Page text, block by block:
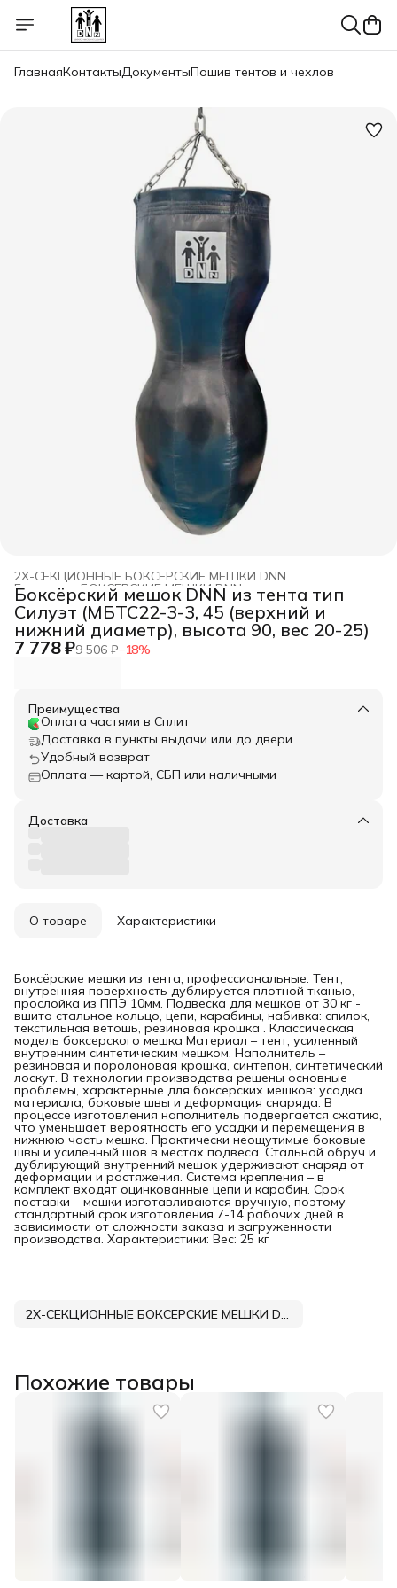
ГлавнаяКонтактыДокументыПошив тентов и чехлов
2Х-СЕКЦИОННЫЕ БОКСЕРСКИЕ МЕШКИ DNN
БОКСЕРСКИЕ МЕШКИ DNN ›
Главная ›
Боксёрский мешок DNN из тента тип
Силуэт (МБТС22-3-3, 45 (верхний и
нижний диаметр), высота 90, вес 20-25)
7 778 ₽9 506 ₽−18%
Преимущества
Оплата частями в Сплит
Доставка в пункты выдачи или до двери
Удобный возврат
Оплата — картой, СБП или наличными
Доставка
О товаре Характеристики
Боксёрские мешки из тента, профессиональные. Тент,
внутренняя поверхность дублируется плотной тканью,
прослойка из ППЭ 10мм. Подвеска для мешков от 30 кг -
вшито стальное кольцо, цепи, карабины, набивка: спилок,
текстильная ветошь, резиновая крошка . Классическая
модель боксерского мешка Материал – тент, усиленный
внутренним синтетическим мешком. Наполнитель –
резиновая и поролоновая крошка, синтепон, синтетический
лоскут. В технологии производства решены основные
проблемы, характерные для боксерских мешков: усадка
материала, боковые швы и деформация снаряда. В
процессе изготовления наполнитель подвергается сжатию,
что уменьшает вероятность его усадки и перемещения в
нижнюю часть мешка. Практически неощутимые боковые
швы и усиленный шов в местах подвеса. Стальной обруч и
дублирующий внутренний мешок удерживают снаряд от
деформации и растяжения. Система крепления – в
комплект входят оцинкованные цепи и карабин. Срок
поставки – мешки изготавливаются вручную, поэтому
стандартный срок изготовления 7-14 рабочих дней в
зависимости от сложности заказа и загруженности
производства. Характеристики: Вес: 25 кг
2Х-СЕКЦИОННЫЕ БОКСЕРСКИЕ МЕШКИ DNN
Похожие товары